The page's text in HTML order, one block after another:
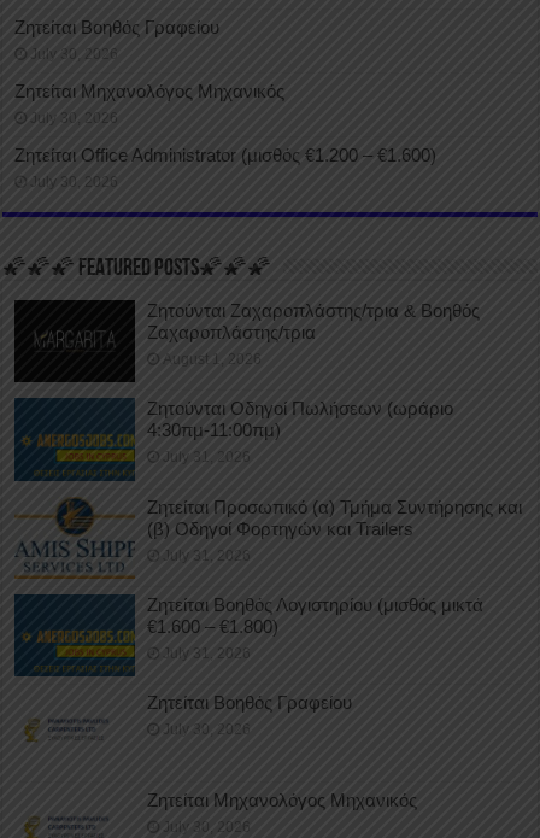
Ζητείται Βοηθός Γραφείου
July 30, 2026
Ζητείται Μηχανολόγος Μηχανικός
July 30, 2026
Ζητείται Office Administrator (μισθός €1.200 – €1.600)
July 30, 2026
🌠🌠🌠 FEATURED POSTS🌠🌠🌠
Ζητούνται Ζαχαροπλάστης/τρια & Βοηθός
Ζαχαροπλάστης/τρια
August 1, 2026
Ζητούνται Οδηγοί Πωλήσεων (ωράριο
4:30πμ-11:00πμ)
July 31, 2026
Ζητείται Προσωπικό (α) Τμήμα Συντήρησης και
(β) Οδηγοί Φορτηγών και Trailers
July 31, 2026
Ζητείται Βοηθός Λογιστηρίου (μισθός μικτά
€1.600 – €1.800)
July 31, 2026
Ζητείται Βοηθός Γραφείου
July 30, 2026
Ζητείται Μηχανολόγος Μηχανικός
July 30, 2026